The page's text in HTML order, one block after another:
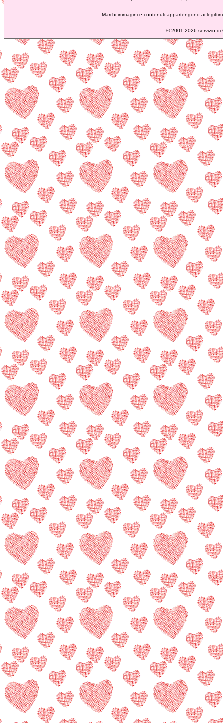
Marchi immagini e contenuti appartengono ai
©2001-2026 servizio di